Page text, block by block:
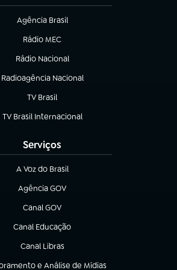
Agência Brasil
(abre em nova aba)
Rádio MEC
Rádio Nacional
(abre em nova aba)
Radioagência Nacional
(abre em nova aba)
TV Brasil
(abre em nova aba)
TV Brasil Internacional
(abre em nova aba)
Serviços
A Voz do Brasil
(abre em nova aba)
Agência GOV
(abre em nova aba)
Canal GOV
(abre em nova aba)
Canal Educação
(abre em nova aba)
Canal Libras
(abre em nova aba)
e Análise de Mídias